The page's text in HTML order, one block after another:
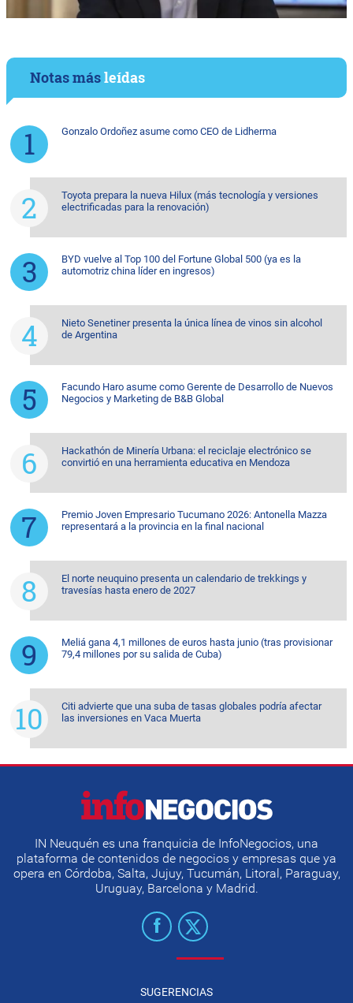
Notas másleídas
Gonzalo Ordoñez asume como CEO de Lidherma
Toyota prepara la nueva Hilux (más tecnología y versiones
electrificadas para la renovación)
BYD vuelve al Top 100 del Fortune Global 500 (ya es la
automotriz china líder en ingresos)
Nieto Senetiner presenta la única línea de vinos sin alcohol
de Argentina
Facundo Haro asume como Gerente de Desarrollo de Nuevos
Negocios y Marketing de B&B Global
Hackathón de Minería Urbana: el reciclaje electrónico se
convirtió en una herramienta educativa en Mendoza
Premio Joven Empresario Tucumano 2026: Antonella Mazza
representará a la provincia en la final nacional
El norte neuquino presenta un calendario de trekkings y
travesías hasta enero de 2027
Meliá gana 4,1 millones de euros hasta junio (tras provisionar
79,4 millones por su salida de Cuba)
Citi advierte que una suba de tasas globales podría afectar
las inversiones en Vaca Muerta
IN Neuquén es una franquicia de InfoNegocios, una
plataforma de contenidos de negocios y empresas que ya
opera en Córdoba, Salta, Jujuy, Tucumán, Litoral, Paraguay,
Uruguay, Barcelona y Madrid.
SUGERENCIAS